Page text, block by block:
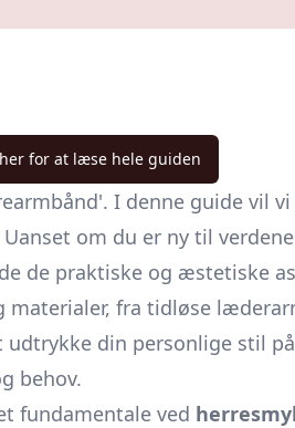
for at læse hele guiden
I denne guide vil
om du er ny til
de praktiske og æstetiske
materialer, fra tidløse
din personlige stil
behov.
fundamentale ved